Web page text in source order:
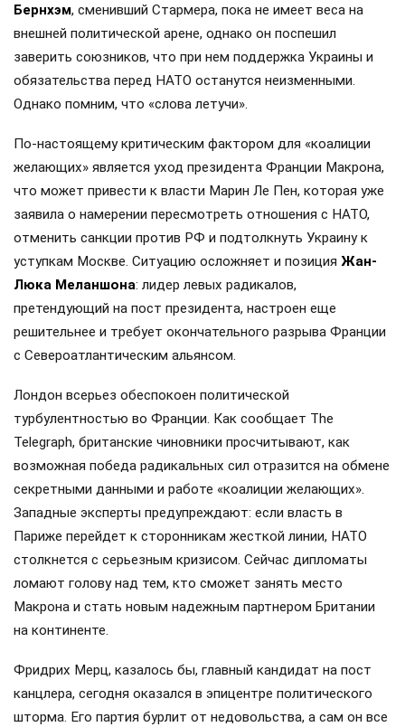
Бернхэм, сменивший Стармера, пока не имеет веса на
внешней политической арене, однако он поспешил
заверить союзников, что при нем поддержка Украины и
обязательства перед НАТО останутся неизменными.
Однако помним, что «слова летучи».
По-настоящему критическим фактором для «коалиции
желающих» является уход президента Франции Макрона,
что может привести к власти Марин Ле Пен, которая уже
заявила о намерении пересмотреть отношения с НАТО,
отменить санкции против РФ и подтолкнуть Украину к
уступкам Москве. Ситуацию осложняет и позиция Жан-
Люка Меланшона: лидер левых радикалов,
претендующий на пост президента, настроен еще
решительнее и требует окончательного разрыва Франции
с Североатлантическим альянсом.
Лондон всерьез обеспокоен политической
турбулентностью во Франции. Как сообщает The
Telegraph, британские чиновники просчитывают, как
возможная победа радикальных сил отразится на обмене
секретными данными и работе «коалиции желающих».
Западные эксперты предупреждают: если власть в
Париже перейдет к сторонникам жесткой линии, НАТО
столкнется с серьезным кризисом. Сейчас дипломаты
ломают голову над тем, кто сможет занять место
Макрона и стать новым надежным партнером Британии
на континенте.
Фридрих Мерц, казалось бы, главный кандидат на пост
канцлера, сегодня оказался в эпицентре политического
шторма. Его партия бурлит от недовольства, а сам он все